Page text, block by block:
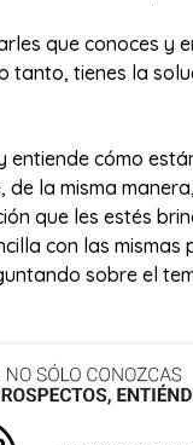
que conoces y
tanto, tienes la
entiende cómo
de la misma
que les estés
con las mismas
sobre el